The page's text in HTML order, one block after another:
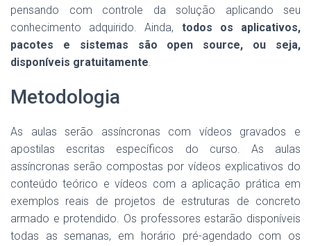
pensando com controle da solução aplicando seu
conhecimento adquirido. Ainda, todos os aplicativos,
pacotes e sistemas são open source, ou seja,
disponíveis gratuitamente.
Metodologia
As aulas serão assíncronas com vídeos gravados e
apostilas escritas específicos do curso. As aulas
assíncronas serão compostas por vídeos explicativos do
conteúdo teórico e vídeos com a aplicação prática em
exemplos reais de projetos de estruturas de concreto
armado e protendido. Os professores estarão disponíveis
todas as semanas, em horário pré-agendado com os